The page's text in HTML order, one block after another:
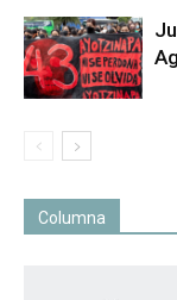
Columna